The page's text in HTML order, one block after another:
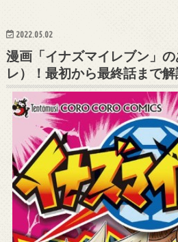
2022.05.02
漫画「イナズマイレブン」
レ）！最初から最終話まで解